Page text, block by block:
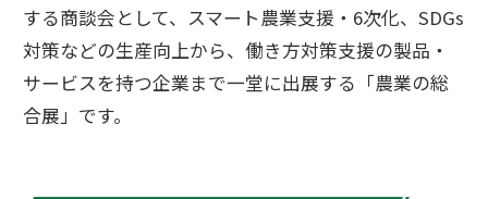
する商談会として、スマート農業支援・6次化、SDGs
対策などの生産向上から、働き方対策支援の製品・
サービスを持つ企業まで一堂に出展する「農業の総
合展」です。